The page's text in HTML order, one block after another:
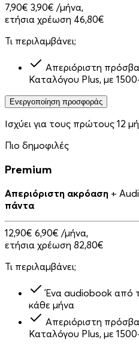
7,90€ 3,90€ /μήνα,
ετήσια χρέωση 46,80€
Τι περιλαμβάνει;
Απεριόριστη
Καταλόγου Plus, με
Ενεργοποίηση προσφοράς
Ισχύει για τους πρώτους 12
Πιο δημοφιλές
Premium
Απεριόριστη ακρόαση +
πάντα
12,90€ 6,90€ /μήνα,
ετήσια χρέωση 82,80€
Τι περιλαμβάνει;
Ένα audiobook από
κάθε μήνα
Απεριόριστη
Καταλόγου Plus, με